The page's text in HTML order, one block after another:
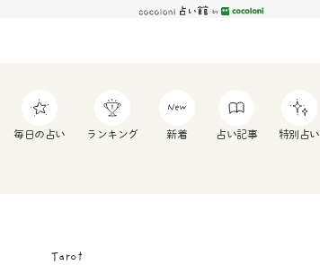
毎日の占い ランキング 新着 占い記事 特別占い
Tarot